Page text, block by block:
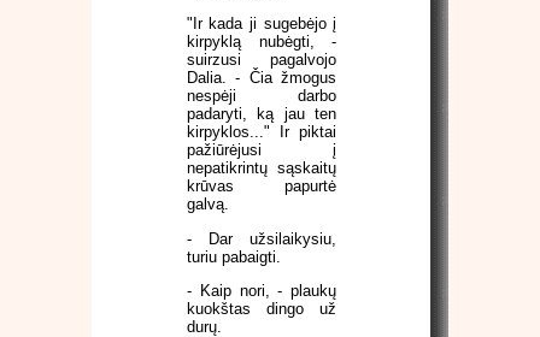
"Ir kada ji sugebėjo į
kirpyklą nubėgti, -
suirzusi pagalvojo
Dalia. - Čia žmogus
nespėji darbo
padaryti, ką jau ten
kirpyklos..." Ir piktai
pažiūrėjusi į
nepatikrintų sąskaitų
krūvas papurtė
galvą.
- Dar užsilaikysiu,
turiu pabaigti.
- Kaip nori, - plaukų
kuokštas dingo už
durų.